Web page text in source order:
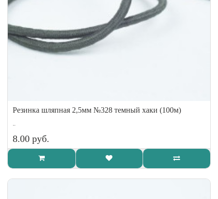
Резинка шляпная 2,5мм №328 темный хаки (100м)
..
8.00 руб.